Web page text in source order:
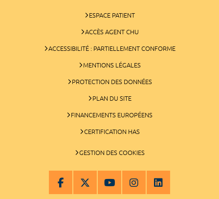
ESPACE PATIENT
ACCÈS AGENT CHU
ACCESSIBILITÉ : PARTIELLEMENT CONFORME
MENTIONS LÉGALES
PROTECTION DES DONNÉES
PLAN DU SITE
FINANCEMENTS EUROPÉENS
CERTIFICATION HAS
GESTION DES COOKIES